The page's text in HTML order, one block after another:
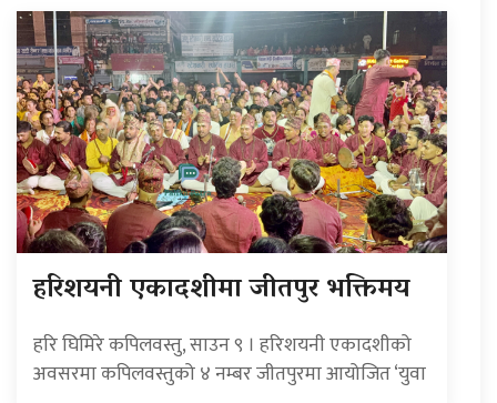
हरिशयनी एकादशीमा जीतपुर भक्तिमय
हरि घिमिरे कपिलवस्तु, साउन ९ । हरिशयनी एकादशीको
अवसरमा कपिलवस्तुको ४ नम्बर जीतपुरमा आयोजित ‘युवा